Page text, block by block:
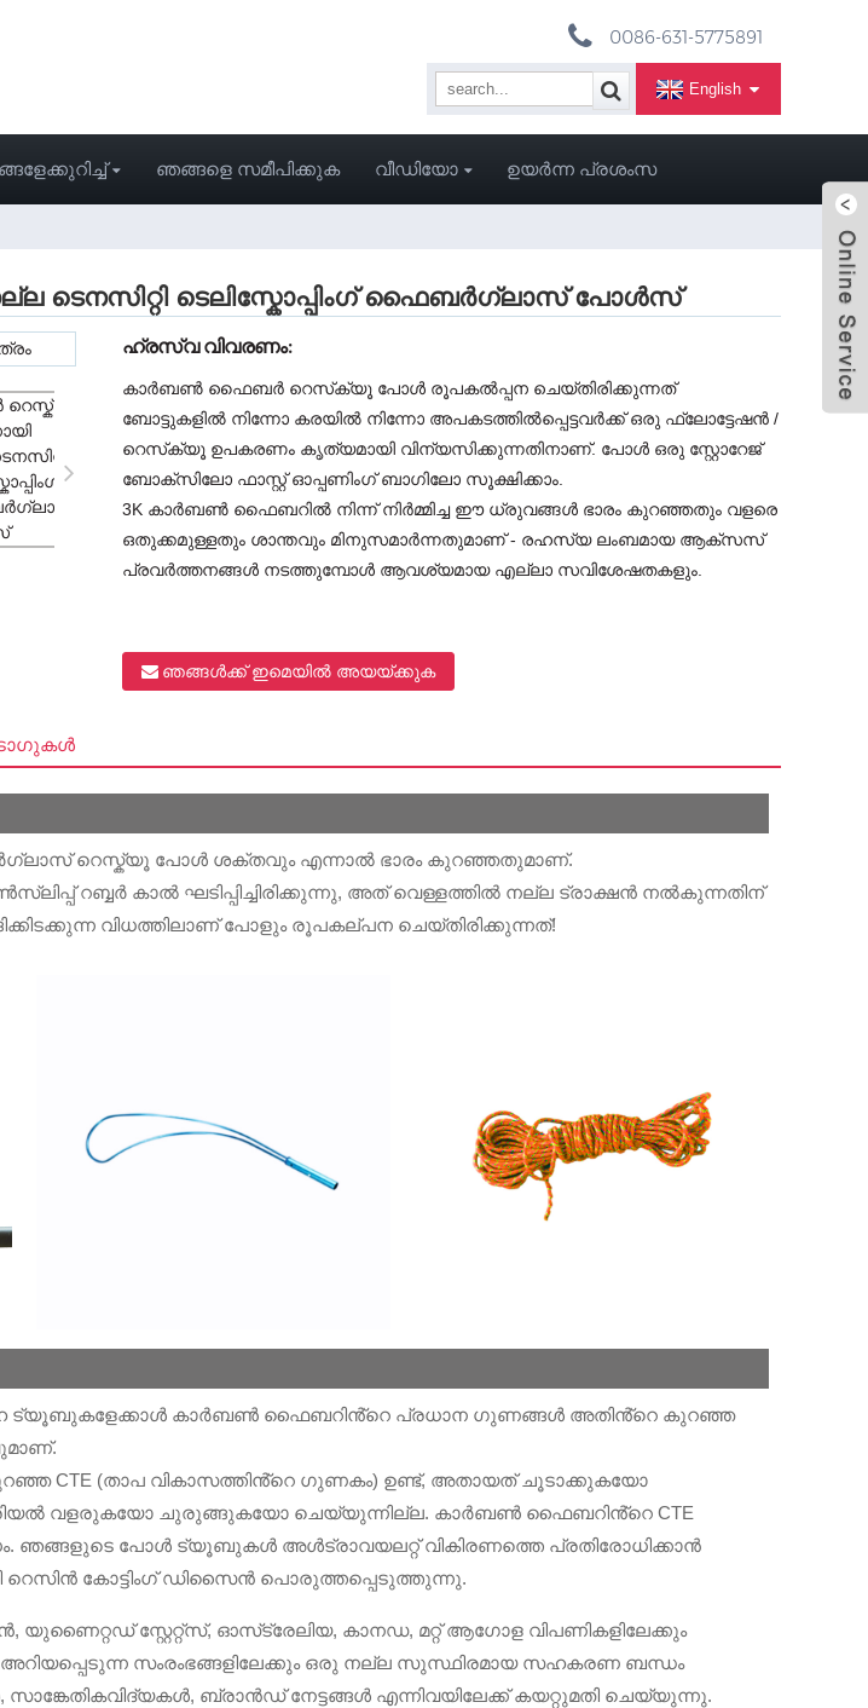
0086-631-5775891
English
ഞങ്ങളെ സമീപിക്കുക വീഡിയോ ഉയർന്ന പ്രശംസ
ടെനസിറ്റി ടെലിസ്കോപ്പിംഗ് ഫൈബർഗ്ലാസ് പോൾസ്
ഹ്രസ്വ വിവരണം:
കാർബൺ ഫൈബർ റെസ്‌ക്യൂ പോൾ രൂപകൽപ്പന ചെയ്‌തിരിക്കുന്നത്
ബോട്ടുകളിൽ നിന്നോ കരയിൽ നിന്നോ അപകടത്തിൽപ്പെട്ടവർക്ക് ഒരു ഫ്ലോട്ടേഷൻ /
റെസ്‌ക്യൂ ഉപകരണം കൃത്യമായി വിന്യസിക്കുന്നതിനാണ്. പോൾ ഒരു സ്റ്റോറേജ്
ബോക്സിലോ ഫാസ്റ്റ് ഓപ്പണിംഗ് ബാഗിലോ സൂക്ഷിക്കാം.
3K കാർബൺ ഫൈബറിൽ നിന്ന് നിർമ്മിച്ച ഈ ധ്രുവങ്ങൾ ഭാരം കുറഞ്ഞതും വളരെ
ഒതുക്കമുള്ളതും ശാന്തവും മിനുസമാർന്നതുമാണ് - രഹസ്യ ലംബമായ ആക്‌സസ്
പ്രവർത്തനങ്ങൾ നടത്തുമ്പോൾ ആവശ്യമായ എല്ലാ സവിശേഷതകളും.
ഞങ്ങൾക്ക് ഇമെയിൽ അയയ്ക്കുക
ടാഗുകൾ
റെസ്ക്യൂ പോൾ ശക്തവും എന്നാൽ ഭാരം കുറഞ്ഞതുമാണ്.
റബ്ബർ കാൽ ഘടിപ്പിച്ചിരിക്കുന്നു, അത് വെള്ളത്തിൽ നല്ല ട്രാക്ഷൻ നൽകുന്നതിന്
വിധത്തിലാണ് പോളും രൂപകല്പന ചെയ്തിരിക്കുന്നത്!
ട്യൂബുകളേക്കാൾ കാർബൺ ഫൈബറിൻ്റെ പ്രധാന ഗുണങ്ങൾ അതിൻ്റെ കുറഞ്ഞ
CTE (താപ വികാസത്തിൻ്റെ ഗുണകം) ഉണ്ട്, അതായത് ചൂടാക്കുകയോ
വളരുകയോ ചുരുങ്ങുകയോ ചെയ്യുന്നില്ല. കാർബൺ ഫൈബറിൻ്റെ CTE
ഞങ്ങളുടെ പോൾ ട്യൂബുകൾ അൾട്രാവയലറ്റ് വികിരണത്തെ പ്രതിരോധിക്കാൻ
റെസിൻ കോട്ടിംഗ് ഡിസൈൻ പൊരുത്തപ്പെടുത്തുന്നു.
യുണൈറ്റഡ് സ്റ്റേറ്റ്സ്, ഓസ്‌ട്രേലിയ, കാനഡ, മറ്റ് ആഗോള വിപണികളിലേക്കും
സംരംഭങ്ങളിലേക്കും ഒരു നല്ല സുസ്ഥിരമായ സഹകരണ ബന്ധം
ബ്രാൻഡ് നേട്ടങ്ങൾ എന്നിവയിലേക്ക് കയറ്റുമതി ചെയ്യുന്നു.